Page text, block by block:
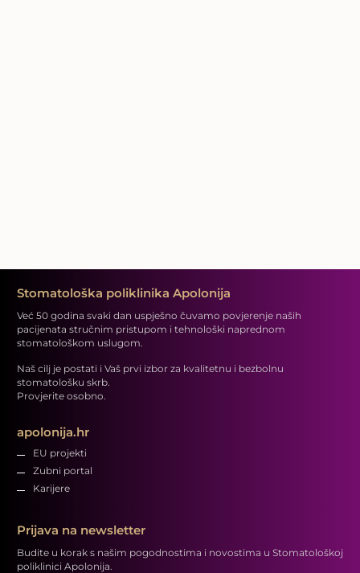
Stomatološka poliklinika Apolonija
Već 50 godina svaki dan uspješno čuvamo povjerenje naših
pacijenata stručnim pristupom i tehnološki naprednom
stomatološkom uslugom.
Naš cilj je postati i Vaš prvi izbor za kvalitetnu i bezbolnu
stomatološku skrb.
Provjerite osobno.
apolonija.hr
EU projekti
Zubni portal
Karijere
Prijava na newsletter
Budite u korak s našim pogodnostima i novostima u Stomatološkoj
poliklinici Apolonija.